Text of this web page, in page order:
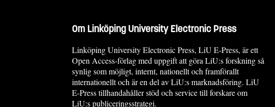
Om Linköping University Electronic Press
Linköping University Electronic Press, LiU E-Press, är ett
Open Access-förlag med uppgift att göra LiU:s forskning så
synlig som möjligt, internt, nationellt och framförallt
internationellt och är en del av LiU:s marknadsföring. LiU
E-Press tillhandahåller stöd och service till forskare om
LiU:s publiceringsstrategi.